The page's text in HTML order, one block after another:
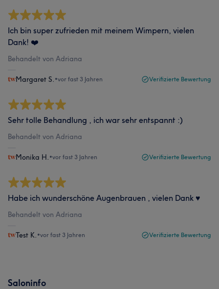
Ich bin super zufrieden mit meinem Wimpern, vielen
Dank! ❤️
Behandelt von Adriana
Margaret S. •vor fast 3 Jahren Verifizierte Bewertung
Sehr tolle Behandlung , ich war sehr entspannt :)
Behandelt von Adriana
Monika H. •vor fast 3 Jahren Verifizierte Bewertung
Habe ich wunderschöne Augenbrauen , vielen Dank ♥️
Behandelt von Adriana
Test K. •vor fast 3 Jahren Verifizierte Bewertung
Saloninfo